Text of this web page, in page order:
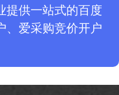
提供一站式的百度
、爱采购竞价开户